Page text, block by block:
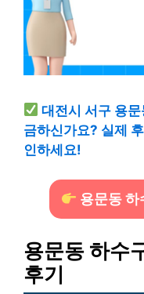
대전시 서구 용
금하신가요? 실제
인하세요!
용문동 하
용문동 하수
후기